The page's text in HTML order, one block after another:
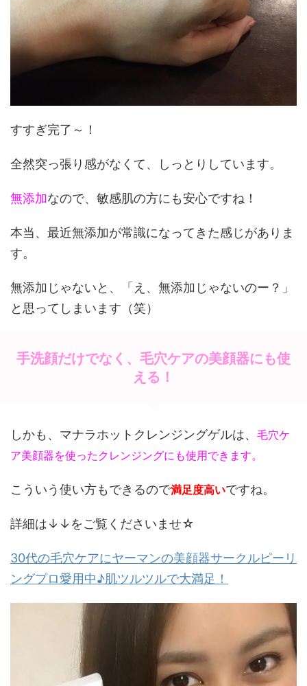
すすぎ完了～！
全然突っ張り感がなくて、しっとりしています。
無添加なので、敏感肌の方にも安心ですね！
本当、最近無添加が常識になってきた感じがありま
す。
無添加じゃないと、「え、無添加じゃないのー？」
と思ってしまいます（笑）
手洗顔だけでなく、毛穴ケアの美顔器にも使
える！
しかも、マナラホットクレンジングゲルは、 毛穴ケ
ア美顔器を使ったクレンジングにも使用できます。
こういう使い方もできるので満足度高いですね。
詳細は↓↓をご覧くださいませ☆
30代の毛穴ケアにヤーマンの美顔器サークルピーリ
ングプロ愛用中♪肌ツルツルで大満足！